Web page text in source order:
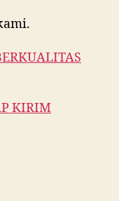
KIRIM